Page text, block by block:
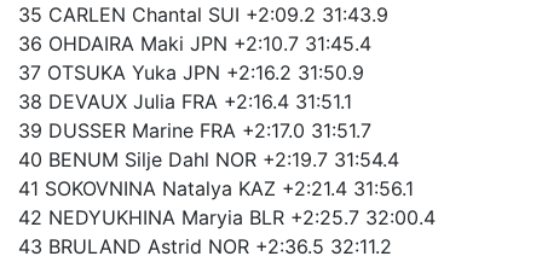
35 CARLEN Chantal SUI +2:09.2 31:43.9
36 OHDAIRA Maki JPN +2:10.7 31:45.4
37 OTSUKA Yuka JPN +2:16.2 31:50.9
38 DEVAUX Julia FRA +2:16.4 31:51.1
39 DUSSER Marine FRA +2:17.0 31:51.7
40 BENUM Silje Dahl NOR +2:19.7 31:54.4
41 SOKOVNINA Natalya KAZ +2:21.4 31:56.1
42 NEDYUKHINA Maryia BLR +2:25.7 32:00.4
43 BRULAND Astrid NOR +2:36.5 32:11.2